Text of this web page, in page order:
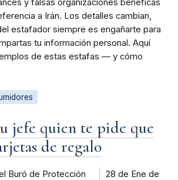
a Irán. Los detalles cambian,
estafador siempre es engañarte para
tu información personal. Aquí
de estas estafas — y cómo
jefe quien te pide que
de regalo
Buró de Protección
28 de Ene de